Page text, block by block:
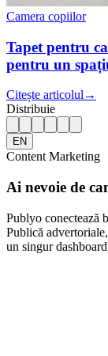
Camera copiilor
Tapet pentru
pentru un
Citește articolul →
Distribuie
EN
Content Marketing
Ai nevoie de
Publyo conectează
Publică
un singur